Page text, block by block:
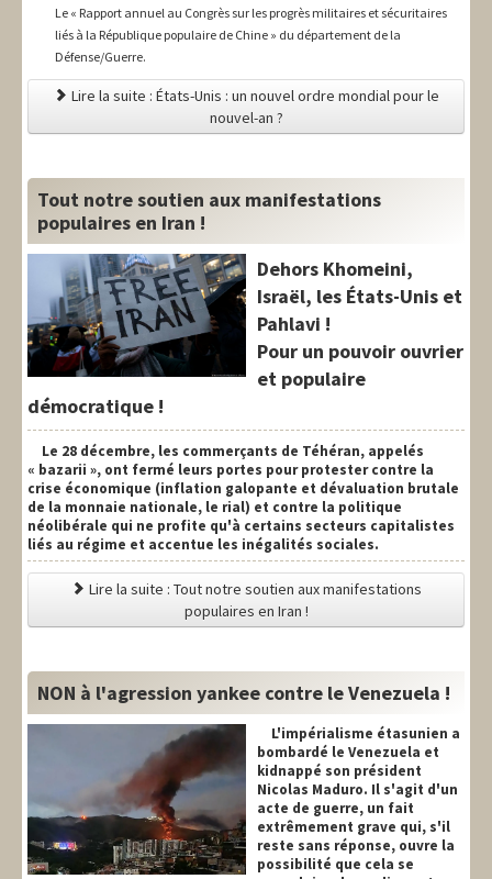
Le « Rapport annuel au Congrès sur les progrès militaires et sécuritaires
liés à la République populaire de Chine » du département de la
Défense/Guerre.
Lire la suite : États-Unis : un nouvel ordre mondial pour le
nouvel-an ?
Tout notre soutien aux manifestations
populaires en Iran !
Dehors Khomeini,
Israël, les États-Unis et
Pahlavi !
Pour un pouvoir ouvrier
et populaire
démocratique !
Le 28 décembre, les commerçants de Téhéran, appelés
« bazarii », ont fermé leurs portes pour protester contre la
crise économique (inflation galopante et dévaluation brutale
de la monnaie nationale, le rial) et contre la politique
néolibérale qui ne profite qu'à certains secteurs capitalistes
liés au régime et accentue les inégalités sociales.
Lire la suite : Tout notre soutien aux manifestations
populaires en Iran !
NON à l'agression yankee contre le Venezuela !
L'impérialisme étasunien a
bombardé le Venezuela et
kidnappé son président
Nicolas Maduro. Il s'agit d'un
acte de guerre, un fait
extrêmement grave qui, s'il
reste sans réponse, ouvre la
possibilité que cela se